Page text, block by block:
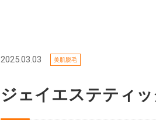
2025.03.03 美肌脱毛
ジェイエステティ